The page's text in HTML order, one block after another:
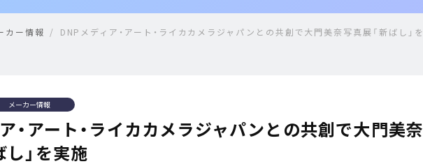
カー情報 DNPメディア・アート・ライカカメラジャパンとの共創で大門美奈写真展「新ばし」
メーカー情報
・アート・ライカカメラジャパンとの共創で大門美奈
し」を実施